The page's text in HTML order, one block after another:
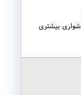
بیشتری